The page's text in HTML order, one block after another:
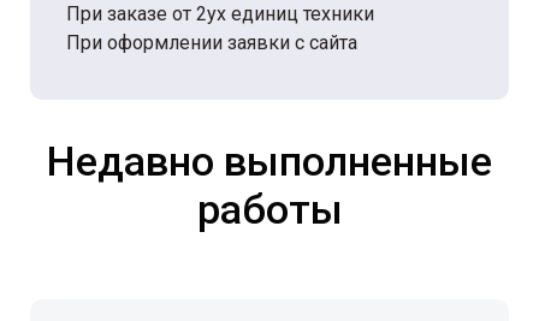
При заказе от 2ух единиц техники
При оформлении заявки с сайта
Недавно выполненные
работы